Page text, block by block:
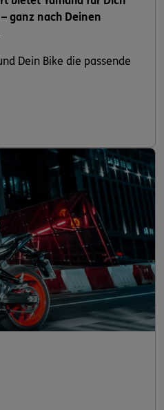
ganz nach Deinen
Dein Bike die passende